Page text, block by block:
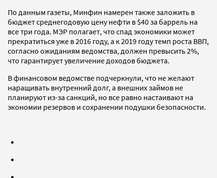
По данным газеты, Минфин намерен также заложить в
бюджет среднегодовую цену нефти в $40 за баррель на
все три года. МЭР полагает, что спад экономики может
прекратиться уже в 2016 году, а к 2019 году темп роста ВВП,
согласно ожиданиям ведомства, должен превысить 2%,
что гарантирует увеличение доходов бюджета.
В финансовом ведомстве подчеркнули, что не желают
наращивать внутренний долг, а внешних займов не
планируют из-за санкций, но все равно настаивают на
экономии резервов и сохранении подушки безопасности.